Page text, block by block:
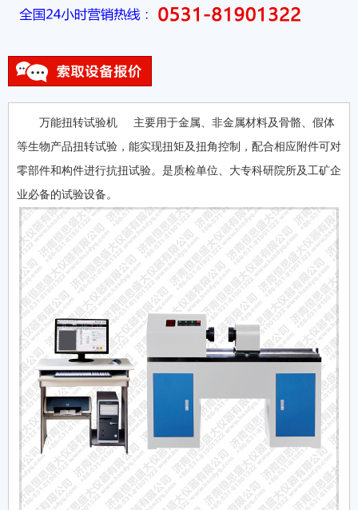
万能扭转试验机 主要用于金属、非金属材料及骨骼、假体
等生物产品扭转试验，能实现扭矩及扭角控制，配合相应附件可对
零部件和构件进行抗扭试验。是质检单位、大专科研院所及工矿企
业必备的试验设备。